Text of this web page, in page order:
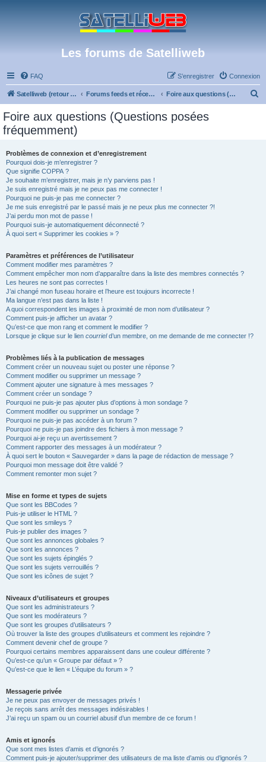
Les forums de Satelliweb
FAQ Connexion
S’enregistrer
Satelliweb (retour vers le site) Forums feeds et réception TV numérique Foire aux questions (Questions posées fréquemment)
Foire aux questions (Questions posées
fréquemment)
Problèmes de connexion et d’enregistrement
Pourquoi dois-je m’enregistrer ?
Que signifie COPPA ?
Je souhaite m’enregistrer, mais je n’y parviens pas !
Je suis enregistré mais je ne peux pas me connecter !
Pourquoi ne puis-je pas me connecter ?
Je me suis enregistré par le passé mais je ne peux plus me connecter ?!
J’ai perdu mon mot de passe !
Pourquoi suis-je automatiquement déconnecté ?
À quoi sert « Supprimer les cookies » ?
Paramètres et préférences de l’utilisateur
Comment modifier mes paramètres ?
Comment empêcher mon nom d’apparaître dans la liste des membres connectés ?
Les heures ne sont pas correctes !
J’ai changé mon fuseau horaire et l’heure est toujours incorrecte !
Ma langue n’est pas dans la liste !
A quoi correspondent les images à proximité de mon nom d’utilisateur ?
Comment puis-je afficher un avatar ?
Qu’est-ce que mon rang et comment le modifier ?
Lorsque je clique sur le lien courrield’un membre, on me demande de me connecter !?
Problèmes liés à la publication de messages
Comment créer un nouveau sujet ou poster une réponse ?
Comment modifier ou supprimer un message ?
Comment ajouter une signature à mes messages ?
Comment créer un sondage ?
Pourquoi ne puis-je pas ajouter plus d’options à mon sondage ?
Comment modifier ou supprimer un sondage ?
Pourquoi ne puis-je pas accéder à un forum ?
Pourquoi ne puis-je pas joindre des fichiers à mon message ?
Pourquoi ai-je reçu un avertissement ?
Comment rapporter des messages à un modérateur ?
À quoi sert le bouton « Sauvegarder » dans la page de rédaction de message ?
Pourquoi mon message doit être validé ?
Comment remonter mon sujet ?
Mise en forme et types de sujets
Que sont les BBCodes ?
Puis-je utiliser le HTML ?
Que sont les smileys ?
Puis-je publier des images ?
Que sont les annonces globales ?
Que sont les annonces ?
Que sont les sujets épinglés ?
Que sont les sujets verrouillés ?
Que sont les icônes de sujet ?
Niveaux d’utilisateurs et groupes
Que sont les administrateurs ?
Que sont les modérateurs ?
Que sont les groupes d’utilisateurs ?
Où trouver la liste des groupes d’utilisateurs et comment les rejoindre ?
Comment devenir chef de groupe ?
Pourquoi certains membres apparaissent dans une couleur différente ?
Qu’est-ce qu’un « Groupe par défaut » ?
Qu’est-ce que le lien « L’équipe du forum » ?
Messagerie privée
Je ne peux pas envoyer de messages privés !
Je reçois sans arrêt des messages indésirables !
J’ai reçu un spam ou un courriel abusif d’un membre de ce forum !
Amis et ignorés
Que sont mes listes d’amis et d’ignorés ?
Comment puis-je ajouter/supprimer des utilisateurs de ma liste d’amis ou d’ignorés ?